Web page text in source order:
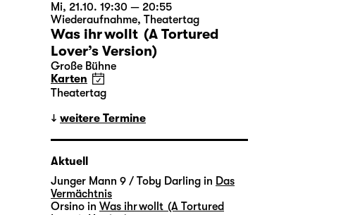
Mi, 21.10. 19:30 — 20:55
Wiederaufnahme, Theatertag
Was ihr wollt (A Tortured
Lover’s Version)
Große Bühne
Karten
Theatertag
weitere Termine
Aktuell
Junger Mann 9 / Toby Darling in Das
Vermächtnis
Orsino in Was ihr wollt (A Tortured